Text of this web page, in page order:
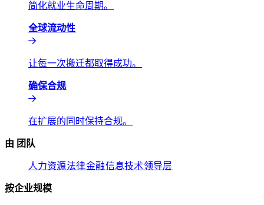
简化就业生命周期。​​
全球流动性​​
让每一次搬迁都取得成功。​​
确保合规​​
在扩展的同时保持合规。​​
由 团队​​
人力资源​​法律​​金融​​信息技术​​领导层​​
按企业规模​​